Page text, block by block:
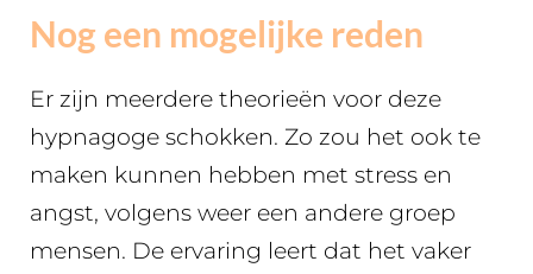
Nog een mogelijke reden
Er zijn meerdere theorieën voor deze
hypnagoge schokken. Zo zou het ook te
maken kunnen hebben met stress en
angst, volgens weer een andere groep
mensen. De ervaring leert dat het vaker